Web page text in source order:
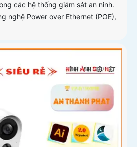
các hệ thống giám sát an ninh.
nghệ Power over Ethernet (POE),